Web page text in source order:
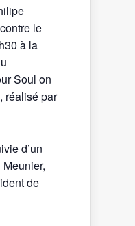
le
à la
Soul on
réalisé par
d’un
de